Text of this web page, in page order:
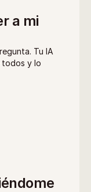
a mi
Tu IA
todos y lo